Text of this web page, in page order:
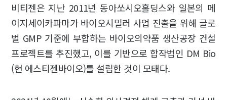
비티젠은 지난 2011년 동아쏘시오홀딩스와 일본의 메
이지세이카파마가 바이오시밀러 사업 진출을 위해 글로
벌 GMP 기준에 부합하는 바이오의약품 생산공장 건설
프로젝트를 추진했고, 이를 기반으로 합작법인 DM Bio
(현 에스티젠바이오)를 설립한 것이 모태다.